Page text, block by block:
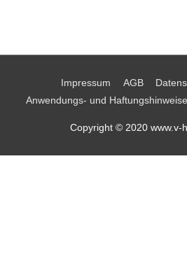
Impressum AGB
Anwendungs- und Haftungshinweise
Copyright © 2020 www.v-